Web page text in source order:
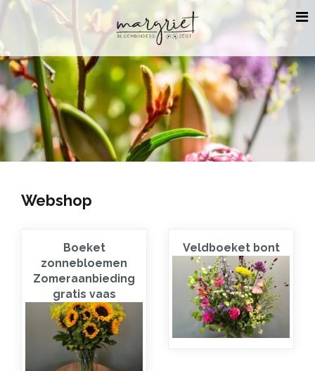
Webshop
Boeket
zonnebloemen
Zomeraanbieding
gratis vaas
Veldboeket bont